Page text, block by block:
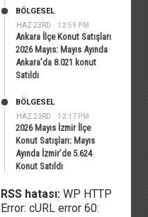
HAZ 23RD 12:59 PM
BÖLGESEL
Ankara İlçe Konut Satışları
2026 Mayıs: Mayıs Ayında
Ankara’da 8.021 konut
Satıldı
HAZ 23RD 12:17 PM
BÖLGESEL
2026 Mayıs İzmir İlçe
Konut Satışları: Mayıs
Ayında İzmir’de 5.624
Konut Satıldı
RSS hatası: WP HTTP
Error: cURL error 60: